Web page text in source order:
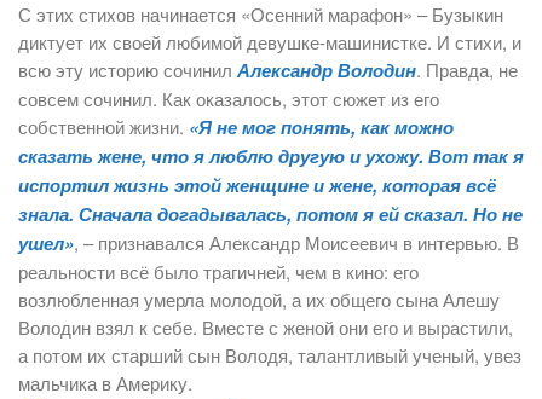
С этих стихов начинается «Осенний марафон» – Бузыкин
диктует их своей любимой девушке-машинистке. И стихи, и
всю эту историю сочинил Александр Володин. Правда, не
совсем сочинил. Как оказалось, этот сюжет из его
собственной жизни. «Я не мог понять, как можно
сказать жене, что я люблю другую и ухожу. Вот так я
испортил жизнь этой женщине и жене, которая всё
знала. Сначала догадывалась, потом я ей сказал. Но не
ушел», – признавался Александр Моисеевич в интервью. В
реальности всё было трагичней, чем в кино: его
возлюбленная умерла молодой, а их общего сына Алешу
Володин взял к себе. Вместе с женой они его и вырастили,
а потом их старший сын Володя, талантливый ученый, увез
мальчика в Америку.